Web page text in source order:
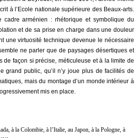
à l’Ecole nationale supérieure des Beaux-arts.
cadre arménien : rhétorique et symbolique du
et de sa prise en charge dans une douleur
une virtuosité technique devenue le nécessaire
ne parler que de paysages désertiques et
de façon si précise, méticuleuse et à la limite de
grand public, qu’il n’y joue plus de facilités de
mais du montage d’un monde intérieur à
mis en place.
à la Colombie, à l’Italie, au Japon, à la Pologne, à